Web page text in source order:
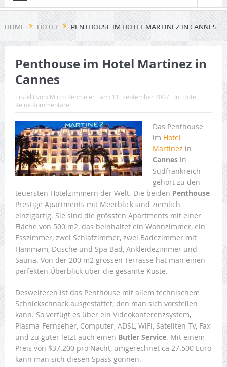
HOME HOTEL PENTHOUSE IM HOTEL MARTINEZ IN CANNES
Penthouse im Hotel Martinez in
Cannes
Erstellt von: Mirco Rehmeier am: 11. September 2007 In: Hotel
Keine Kommentare
Das Penthouse
im Hotel
Martinez in
Cannesin
Südfrankreich
gehört zu den
teuersten Hotelzimmern der Welt. Die beiden Penthouse
Prestige Apartments mit Meerblick sind ziemlich
einzigartig. Sie sind die grössten Apartments mit einer
Fläche von 500 m2, das beinhaltet ein Wohnzimmer, ein
Esszimmer, zwei Schlafzimmer, zwei Badezimmer mit
Hammam, Dusche und Spa Bad, Ankleidezimmer und
Sauna. Von der 200 m2 grossen Terrasse hat man einen
perfekten Überblick über die gesamte Küste.
Desweiteren ist das Penthouse mit allem technischem
Schnickschnack ausgestattet, den man sich vorstellen
kann. So verfügt es über ein Videokonferenzsystem,
Plasma-Fernseher, Computer, ADSL, WiFi, Sateliten-TV, Fax
und zu guter letzt auch einen Butler Service. Mit einem
Preis von $37.200 pro Nacht, umgerechnet ca 27.500 Euro
kann man sich diesen Spass gönnen.